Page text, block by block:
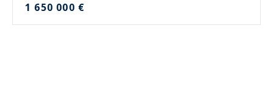
1 650 000 €